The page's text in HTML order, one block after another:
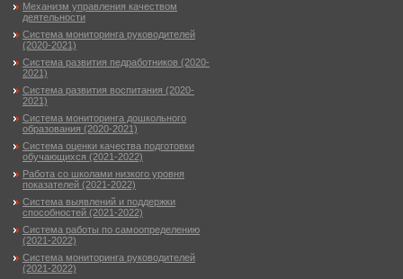
Механизм управления качеством
деятельности
Система мониторинга руководителей
(2020-2021)
Система развития педработников (2020-
2021)
Система развития воспитания (2020-
2021)
Система мониторинга дошкольного
образования (2020-2021)
Система оценки качества подготовки
обучающихся (2021-2022)
Работа со школами низкого уровня
показателей (2021-2022)
Система выявлений и поддержки
способностей (2021-2022)
Система работы по самоопределению
(2021-2022)
Система мониторинга руководителей
(2021-2022)